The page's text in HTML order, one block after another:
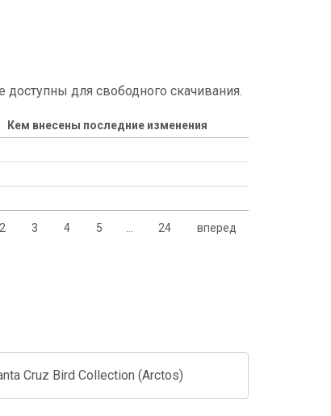
для свободного скачивания.
Кем внесены последние изменения
2 3 4 5 … 24 вперед
Cruz Bird Collection (Arctos)